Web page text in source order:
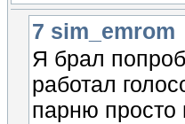
7 sim_emrom
Я брал
работал
парню просто